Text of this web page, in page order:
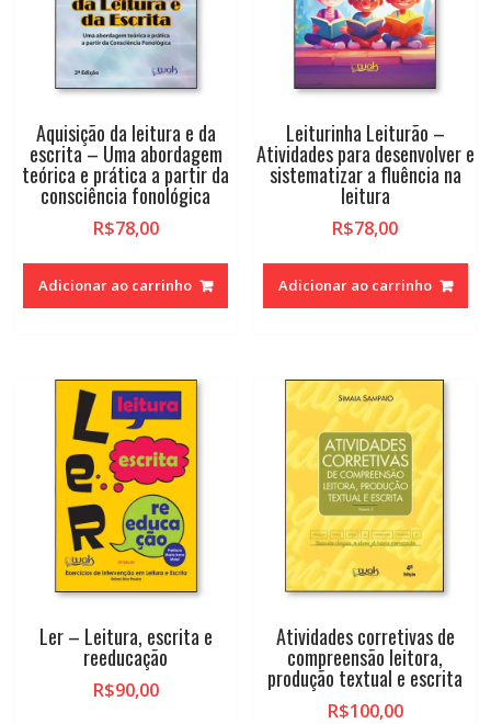
Aquisição da leitura e da
escrita – Uma abordagem
teórica e prática a partir da
consciência fonológica
R$78,00
Adicionar ao carrinho
Leiturinha Leiturão –
Atividades para desenvolver e
sistematizar a fluência na
leitura
R$78,00
Adicionar ao carrinho
Ler – Leitura, escrita e
reeducação
R$90,00
Atividades corretivas de
compreensão leitora,
produção textual e escrita
R$100,00